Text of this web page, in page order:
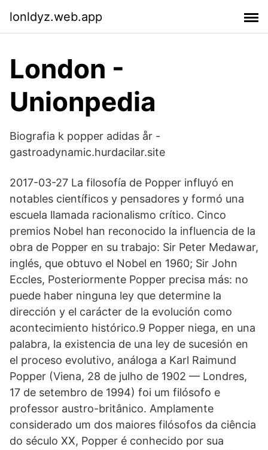
lonldyz.web.app
London -
Unionpedia
Biografia k popper adidas år -
gastroadynamic.hurdacilar.site
2017-03-27 La filosofía de Popper influyó en
notables científicos y pensadores y formó una
escuela llamada racionalismo crítico. Cinco
premios Nobel han reconocido la influencia de la
obra de Popper en su trabajo: Sir Peter Medawar,
inglés, que obtuvo el Nobel en 1960; Sir John
Eccles, Posteriormente Popper precisa más: no
puede haber ninguna ley que determine la
dirección y el carácter de la evolución como
acontecimiento histórico.9 Popper niega, en una
palabra, la existencia de una ley de sucesión en
el proceso evolutivo, análoga a Karl Raimund
Popper (Viena, 28 de julho de 1902 — Londres,
17 de setembro de 1994) foi um filósofo e
professor austro-britânico. Amplamente
considerado um dos maiores filósofos da ciência
do século XX, Popper é conhecido por sua